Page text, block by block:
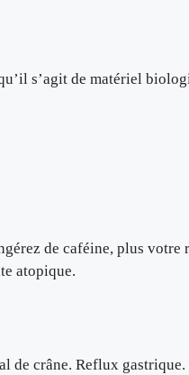
s’agit de matériel
de caféine, plus votre
atopique.
de crâne. Reflux gastrique.